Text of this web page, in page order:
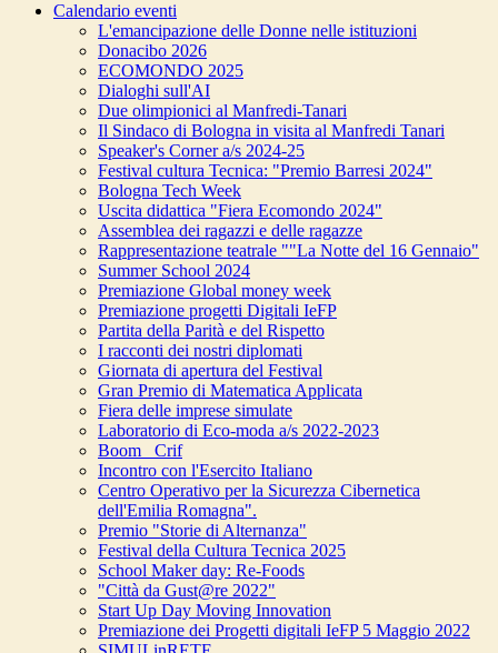
Calendario eventi
L'emancipazione delle Donne nelle istituzioni
Donacibo 2026
ECOMONDO 2025
Dialoghi sull'AI
Due olimpionici al Manfredi-Tanari
Il Sindaco di Bologna in visita al Manfredi Tanari
Speaker's Corner a/s 2024-25
Festival cultura Tecnica: "Premio Barresi 2024"
Bologna Tech Week
Uscita didattica "Fiera Ecomondo 2024"
Assemblea dei ragazzi e delle ragazze
Rappresentazione teatrale ""La Notte del 16 Gennaio"
Summer School 2024
Premiazione Global money week
Premiazione progetti Digitali IeFP
Partita della Parità e del Rispetto
I racconti dei nostri diplomati
Giornata di apertura del Festival
Gran Premio di Matematica Applicata
Fiera delle imprese simulate
Laboratorio di Eco-moda a/s 2022-2023
Boom_ Crif
Incontro con l'Esercito Italiano
Centro Operativo per la Sicurezza Cibernetica
dell'Emilia Romagna".
Premio "Storie di Alternanza"
Festival della Cultura Tecnica 2025
School Maker day: Re-Foods
"Città da Gust@re 2022"
Start Up Day Moving Innovation
Premiazione dei Progetti digitali IeFP 5 Maggio 2022